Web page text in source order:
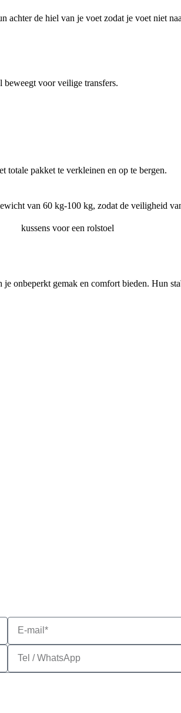
de hiel van je voet zodat je voet niet
beweegt voor veilige transfers.
totale pakket te verkleinen en op te bergen.
van 60 kg-100 kg, zodat de veiligheid
onbeperkt gemak en comfort bieden. Hun